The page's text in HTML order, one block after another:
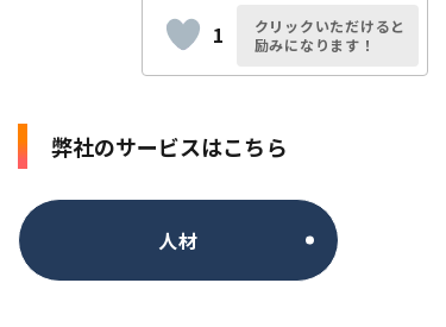
1
クリックいただけると
励みになります！
弊社のサービスはこちら
人材